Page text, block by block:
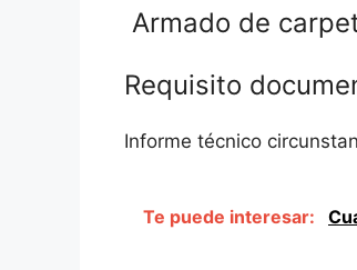
Armado de
Requisito
Informe técnico
Te puede interesar: